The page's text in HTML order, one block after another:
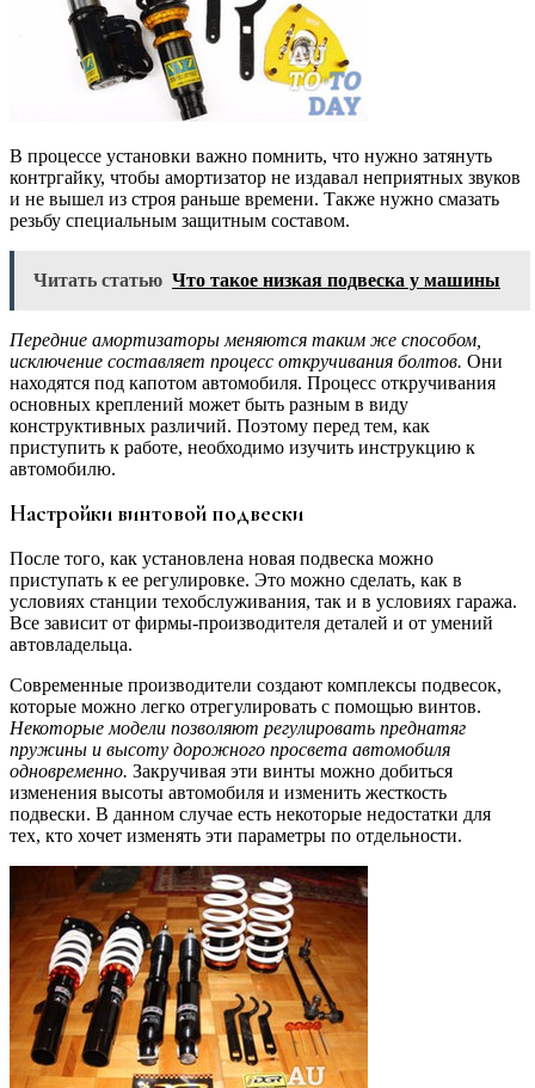
В процессе установки важно помнить, что нужно затянуть
контргайку, чтобы амортизатор не издавал неприятных звуков
и не вышел из строя раньше времени. Также нужно смазать
резьбу специальным защитным составом.
Читать статью Что такое низкая подвеска у машины
Передние амортизаторы меняются таким же способом,
исключение составляет процесс откручивания болтов. Они
находятся под капотом автомобиля. Процесс откручивания
основных креплений может быть разным в виду
конструктивных различий. Поэтому перед тем, как
приступить к работе, необходимо изучить инструкцию к
автомобилю.
Настройки винтовой подвески
После того, как установлена новая подвеска можно
приступать к ее регулировке. Это можно сделать, как в
условиях станции техобслуживания, так и в условиях гаража.
Все зависит от фирмы-производителя деталей и от умений
автовладельца.
Современные производители создают комплексы подвесок,
которые можно легко отрегулировать с помощью винтов.
Некоторые модели позволяют регулировать преднатяг
пружины и высоту дорожного просвета автомобиля
одновременно. Закручивая эти винты можно добиться
изменения высоты автомобиля и изменить жесткость
подвески. В данном случае есть некоторые недостатки для
тех, кто хочет изменять эти параметры по отдельности.